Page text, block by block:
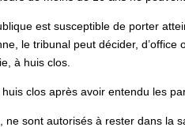
est susceptible de porter
le tribunal peut décider,
à huis clos.
clos après avoir entendu les
ne sont autorisés à rester dans la